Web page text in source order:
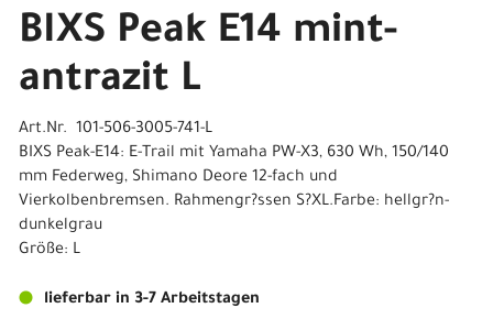
BIXS Peak E14 mint-
antrazit L
Art.Nr. 101-506-3005-741-L
BIXS Peak-E14: E-Trail mit Yamaha PW-X3, 630 Wh, 150/140
mm Federweg, Shimano Deore 12-fach und
Vierkolbenbremsen. Rahmengr?ssen S?XL.Farbe: hellgr?n-
dunkelgrau
Größe: L
lieferbar in 3-7 Arbeitstagen